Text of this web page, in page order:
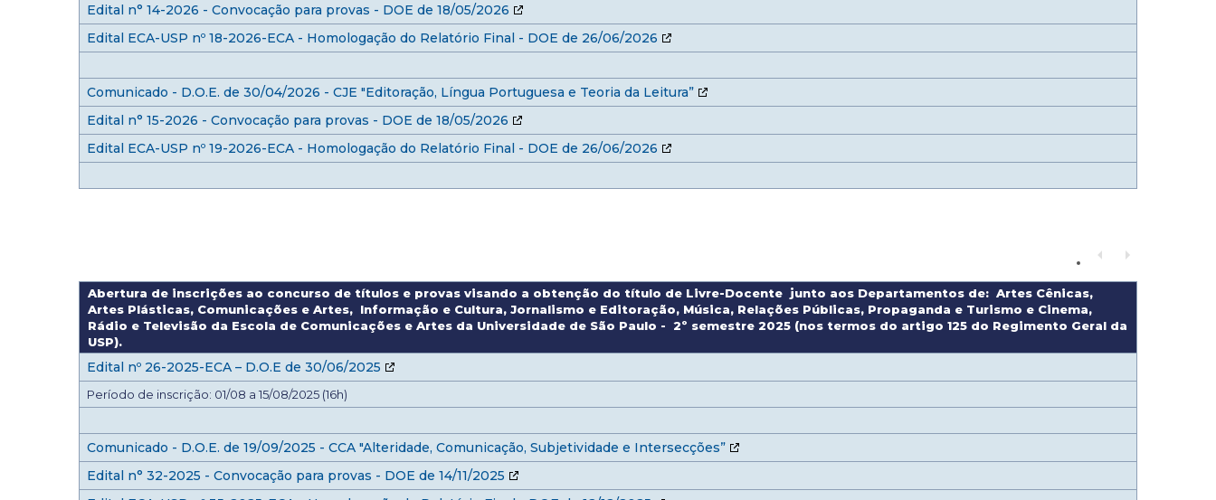
Edital n° 14-2026 - Convocação para provas - DOE de 18/05/2026
Edital ECA-USP nº 18-2026-ECA - Homologação do Relatório Final - DOE de 26/06/2026
Comunicado - D.O.E. de 30/04/2026 - CJE "Editoração, Língua Portuguesa e Teoria da Leitura”
Edital n° 15-2026 - Convocação para provas - DOE de 18/05/2026
Edital ECA-USP nº 19-2026-ECA - Homologação do Relatório Final - DOE de 26/06/2026
Abertura de inscrições ao concurso de títulos e provas visando a obtenção do título de Livre-Docente junto aos Departamentos de: Artes Cênicas,
Artes Plásticas, Comunicações e Artes, Informação e Cultura, Jornalismo e Editoração, Música, Relações Públicas, Propaganda e Turismo e Cinema,
Rádio e Televisão da Escola de Comunicações e Artes da Universidade de São Paulo - 2º semestre 2025 (nos termos do artigo 125 do Regimento Geral da
USP).
Edital nº 26-2025-ECA – D.O.E de 30/06/2025
Período de inscrição: 01/08 a 15/08/2025 (16h)
Comunicado - D.O.E. de 19/09/2025 - CCA "Alteridade, Comunicação, Subjetividade e Intersecções”
Edital n° 32-2025 - Convocação para provas - DOE de 14/11/2025